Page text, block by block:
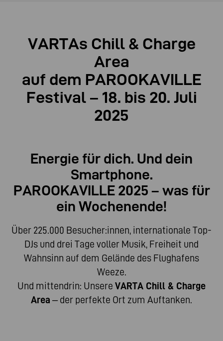
VARTAs Chill & Charge
Area
auf dem PAROOKAVILLE
Festival – 18. bis 20. Juli
2025
Energie für dich. Und dein
Smartphone.
PAROOKAVILLE 2025 – was für
ein Wochenende!
Über 225.000 Besucher:innen, internationale Top-
DJs und drei Tage voller Musik, Freiheit und
Wahnsinn auf dem Gelände des Flughafens
Weeze.
Und mittendrin: Unsere VARTA Chill & Charge
Area – der perfekte Ort zum Auftanken.